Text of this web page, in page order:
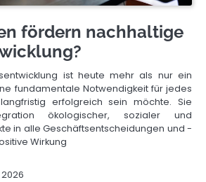
fördern nachhaltige
ist heute mehr als nur ein
fundamentale Notwendigkeit für jedes
erfolgreich sein möchte. Sie
ökologischer, sozialer und
in alle Geschäftsentscheidungen und -
Wirkung